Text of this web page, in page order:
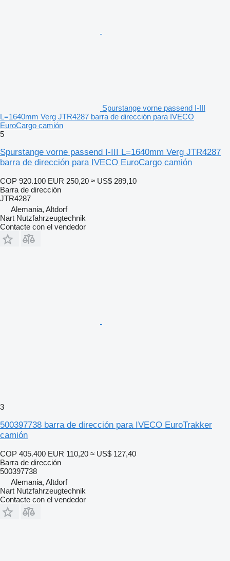
Spurstange vorne passend I-III
L=1640mm Verg JTR4287 barra de dirección para IVECO
EuroCargo camión
5
Spurstange vorne passend I-III L=1640mm Verg JTR4287
barra de dirección para IVECO EuroCargo camión
COP 920.100 EUR 250,20 ≈ US$ 289,10
Barra de dirección
JTR4287
Alemania, Altdorf
Nart Nutzfahrzeugtechnik
Contacte con el vendedor
3
500397738 barra de dirección para IVECO EuroTrakker
camión
COP 405.400 EUR 110,20 ≈ US$ 127,40
Barra de dirección
500397738
Alemania, Altdorf
Nart Nutzfahrzeugtechnik
Contacte con el vendedor